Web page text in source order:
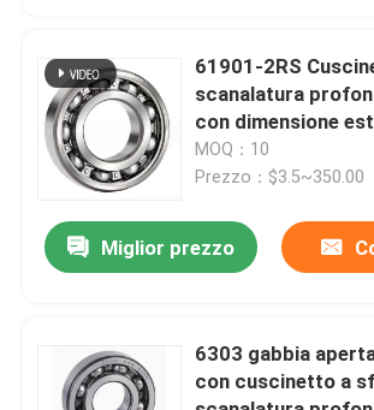
Notizie
Casi
Richiedere un preventivo
cuscinetti a rulli d'allineamento di
61901-2RS
scanalatura
con dimensione
mm e larghezza di 6
MOQ：10
Prezzo：$3.5~350.00
Miglior prezzo
6303 gabbia
con cuscinetto a